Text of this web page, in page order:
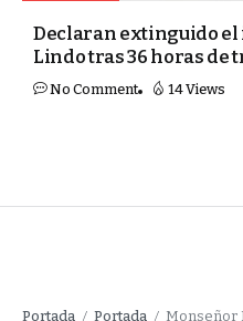
Declaran extinguido
Lindo tras 36 horas de
No Comment 14 Views
Portada / Portada / Monseñor René